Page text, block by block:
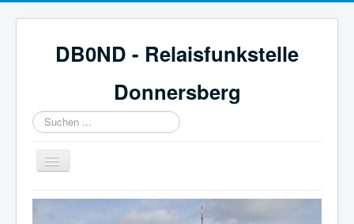
DB0ND - Relaisfunkstelle
Donnersberg
Suchen
...
Navigation
an/aus
Start